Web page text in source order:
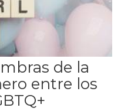
de la
entre los